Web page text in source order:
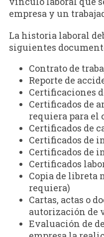
empresa y un
La historia laboral
siguientes
Contrato de
Reporte de
Certificaciones
Certificados de
requiera para el
Certificados de
Certificados de
Certificados de
Certificados
Copia de libreta
requiera)
Cartas, actas o
autorización de
Evaluación de